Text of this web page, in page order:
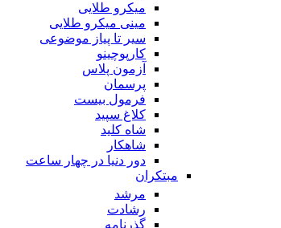
میکرو طلایی
مینی میکرو طلایی
سیر تا پیاز موضوعی
کارپوچینو
آزمون پلاس
پرسمان
فرمول بیست
کلاغ سپید
شاه کلید
شاهکار
دور دنیا در چهار ساعت
مبتکران
مرشد
رشادت
گذرنامه